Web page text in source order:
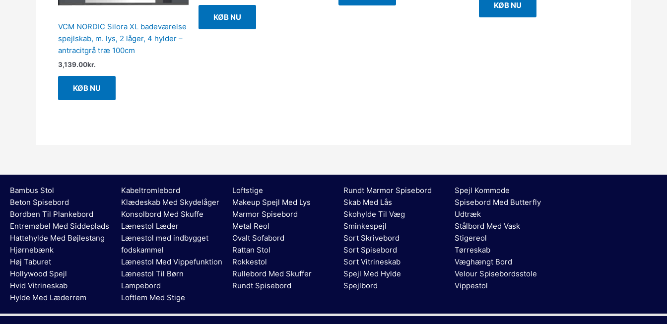
VCM NORDIC Silora XL badeværelse
spejlskab, m. lys, 2 låger, 4 hylder –
antracitgrå træ 100cm
3,139.00kr.
KØB NU
KØB NU
KØB NU
Bambus Stol
Beton Spisebord
Bordben Til Plankebord
Entremøbel Med Siddeplads
Hattehylde Med Bøjlestang
Hjørnebænk
Høj Taburet
Hollywood Spejl
Hvid Vitrineskab
Hylde Med Læderrem
Kabeltromlebord
Klædeskab Med Skydelåger
Konsolbord Med Skuffe
Lænestol Læder
Lænestol med indbygget
fodskammel
Lænestol Med Vippefunktion
Lænestol Til Børn
Lampebord
Loftlem Med Stige
Loftstige
Makeup Spejl Med Lys
Marmor Spisebord
Metal Reol
Ovalt Sofabord
Rattan Stol
Rokkestol
Rullebord Med Skuffer
Rundt Spisebord
Rundt Marmor Spisebord
Skab Med Lås
Skohylde Til Væg
Sminkespejl
Sort Skrivebord
Sort Spisebord
Sort Vitrineskab
Spejl Med Hylde
Spejlbord
Spejl Kommode
Spisebord Med Butterfly
Udtræk
Stålbord Med Vask
Stigereol
Tørreskab
Væghængt Bord
Velour Spisebordsstole
Vippestol